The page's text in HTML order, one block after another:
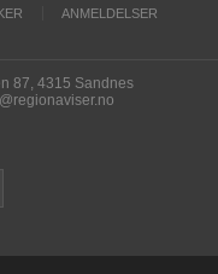
ANMELDELSER
87, 4315 Sandnes